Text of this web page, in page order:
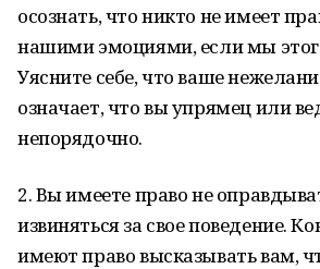
осознать, что никто не имеет
нашими эмоциями, если мы
Уясните себе, что ваше
означает, что вы упрямец или
непорядочно.
2. Вы имеете право не
извиняться за свое поведение.
имеют право высказывать вам,